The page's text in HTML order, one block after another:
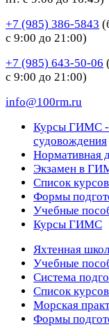
+7 (985) 386-5843
с 9:00 до 21:00)
+7 (985) 643-50-06
с 9:00 до 21:00)
info@100rm.ru
Курсы ГИМС -
судовождения
Нормативная
Экзамен в
Список курсов
Формы
Учебные
Курсы ГИМС
Яхтенная
Учебные
Cистема
Список курсов
Морская
Формы